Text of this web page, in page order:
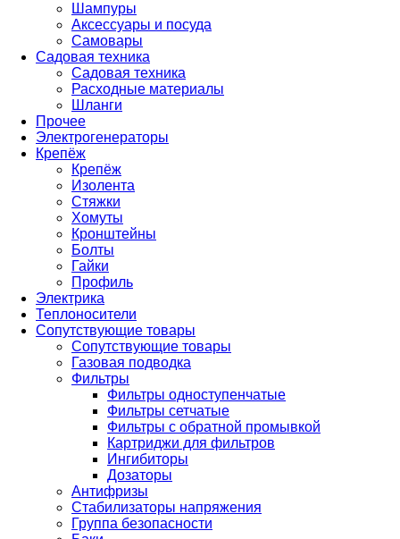
Шампуры
Аксессуары и посуда
Самовары
Садовая техника
Садовая техника
Расходные материалы
Шланги
Прочее
Электрогенераторы
Крепёж
Крепёж
Изолента
Стяжки
Хомуты
Кронштейны
Болты
Гайки
Профиль
Электрика
Теплоносители
Сопутствующие товары
Сопутствующие товары
Газовая подводка
Фильтры
Фильтры одноступенчатые
Фильтры сетчатые
Фильтры с обратной промывкой
Картриджи для фильтров
Ингибиторы
Дозаторы
Антифризы
Стабилизаторы напряжения
Группа безопасности